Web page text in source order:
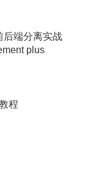
后端分离实战
plus
程